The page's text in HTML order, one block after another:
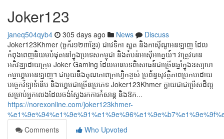
Joker123
janeq504qyb4 305 days ago News
Discuss
Joker123Khmer (ចូក័រ១២៣ខ្មែរ) ជាវេទិកា ស្លត និងកាស៊ីណូអនឡាញ ដែល
កំពុងពេញនិយមបំផុតនៅក្នុងប្រទេសកម្ពុជា និងតំបន់អាស៊ីអាគ្នេយ៍។ វាត្រូវបាន
អភិវឌ្ឍដោយក្រុម Joker Gaming ដែលមានបទពិសោធន៍ជាច្រើនឆ្នាំក្នុងឧស្សាហ
កម្មហ្គេមអនឡាញ។ ជាមួយនឹងគុណភាពក្រាហ្វិកខ្ពស់ ប្រព័ន្ធសុវត្ថិភាពប្រកបដោយ
បច្ចេកវិទ្យាទំនើប និងហ្គេមជាច្រើនប្រភេទ Joker123Khmer ក្លាយជាជម្រើសដ៏ល្អ
សម្រាប់អ្នកលេងដែលចង់ស្វែងរកការកំសាន្ត និងឱក...
https://norexonline.com/joker123khmer-
Comments
Who Upvoted